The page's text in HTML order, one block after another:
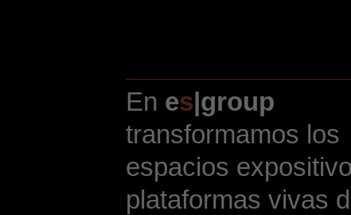
En es|group
transformamos los
espacios
plataformas vivas